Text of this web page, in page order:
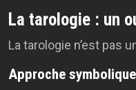
La tarologie : un
La tarologie n’est pas
Approche symbolique